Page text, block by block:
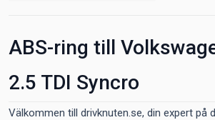
ABS-ring till
2.5 TDI Syncro
Välkommen till drivknuten.se, din expert på